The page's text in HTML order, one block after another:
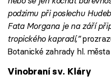
podzimu při poslechu
Fata Morgana je na září
tropického kapradí,”
Botanické zahrady hl. města
Vinobraní sv. Kláry